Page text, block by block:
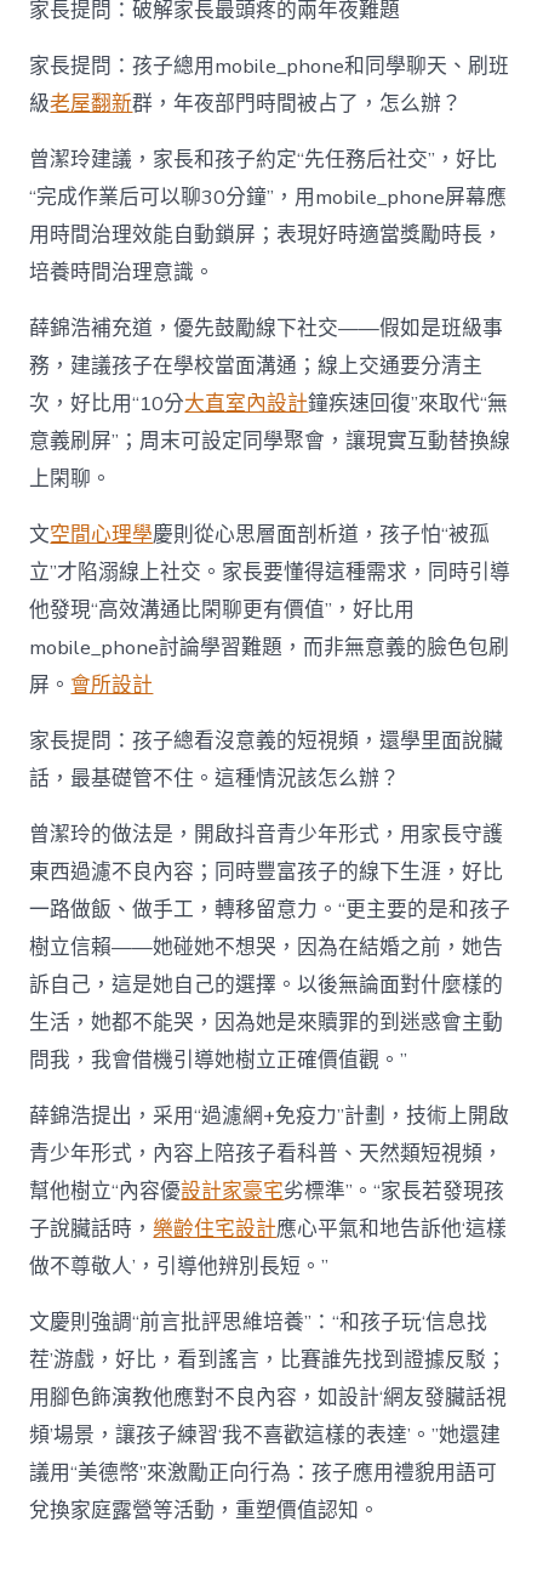
家長提問：破解家長最頭疼的兩年夜難題
家長提問：孩子總用mobile_phone和同學聊天、刷班
級老屋翻新群，年夜部門時間被占了，怎么辦？
曾潔玲建議，家長和孩子約定“先任務后社交”，好比
“完成作業后可以聊30分鐘”，用mobile_phone屏幕應
用時間治理效能自動鎖屏；表現好時適當獎勵時長，
培養時間治理意識。
薛錦浩補充道，優先鼓勵線下社交——假如是班級事
務，建議孩子在學校當面溝通；線上交通要分清主
次，好比用“10分大直室內設計鐘疾速回復”來取代“無
意義刷屏”；周末可設定同學聚會，讓現實互動替換線
上閑聊。
文空間心理學慶則從心思層面剖析道，孩子怕“被孤
立”才陷溺線上社交。家長要懂得這種需求，同時引導
他發現“高效溝通比閑聊更有價值”，好比用
mobile_phone討論學習難題，而非無意義的臉色包刷
屏。會所設計
家長提問：孩子總看沒意義的短視頻，還學里面說臟
話，最基礎管不住。這種情況該怎么辦？
曾潔玲的做法是，開啟抖音青少年形式，用家長守護
東西過濾不良內容；同時豐富孩子的線下生涯，好比
一路做飯、做手工，轉移留意力。“更主要的是和孩子
樹立信賴——她碰她不想哭，因為在結婚之前，她告
訴自己，這是她自己的選擇。以後無論面對什麼樣的
生活，她都不能哭，因為她是來贖罪的到迷惑會主動
問我，我會借機引導她樹立正確價值觀。”
薛錦浩提出，采用“過濾網+免疫力”計劃，技術上開啟
青少年形式，內容上陪孩子看科普、天然類短視頻，
幫他樹立“內容優設計家豪宅劣標準”。“家長若發現孩
子說臟話時，樂齡住宅設計應心平氣和地告訴他‘這樣
做不尊敬人’，引導他辨別長短。”
文慶則強調“前言批評思維培養”：“和孩子玩‘信息找
茬’游戲，好比，看到謠言，比賽誰先找到證據反駁；
用腳色飾演教他應對不良內容，如設計‘網友發臟話視
頻’場景，讓孩子練習‘我不喜歡這樣的表達’。”她還建
議用“美德幣”來激勵正向行為：孩子應用禮貌用語可
兌換家庭露營等活動，重塑價值認知。